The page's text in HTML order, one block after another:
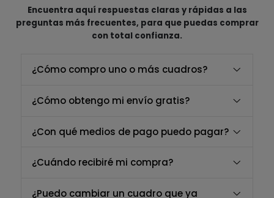
Encuentra aquí respuestas claras y rápidas a las
preguntas más frecuentes, para que puedas comprar
con total confianza.
¿Cómo compro uno o más cuadros?
¿Cómo obtengo mi envío gratis?
¿Con qué medios de pago puedo pagar?
¿Cuándo recibiré mi compra?
¿Puedo cambiar un cuadro que ya